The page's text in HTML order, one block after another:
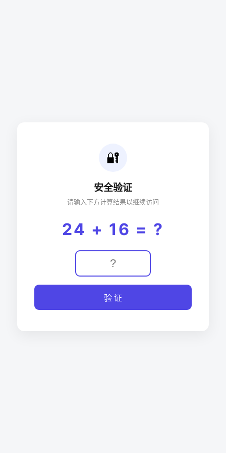
🔐
安全验证
请输入下方计算结果以继续访问
24 + 16 = ?
验 证